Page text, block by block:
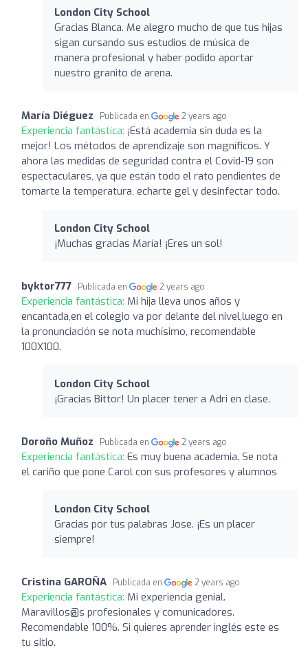
London City School
Gracias Blanca. Me alegro mucho de que tus hijas
sigan cursando sus estudios de música de
manera profesional y haber podido aportar
nuestro granito de arena.
María Diéguez Publicada en 2 years ago
Experiencia fantástica: ¡Está academia sin duda es la
mejor! Los métodos de aprendizaje son magníficos. Y
ahora las medidas de seguridad contra el Covid-19 son
espectaculares, ya que están todo el rato pendientes de
tomarte la temperatura, echarte gel y desinfectar todo.
London City School
¡Muchas gracias María! ¡Eres un sol!
byktor777 Publicada en 2 years ago
Experiencia fantástica: Mi hija lleva unos años y
encantada,en el colegio va por delante del nivel,luego en
la pronunciación se nota muchísimo, recomendable
100X100.
London City School
¡Gracias Bittor! Un placer tener a Adri en clase.
Doroño Muñoz Publicada en 2 years ago
Experiencia fantástica: Es muy buena academia. Se nota
el cariño que pone Carol con sus profesores y alumnos
London City School
Gracias por tus palabras Jose. ¡Es un placer
siempre!
Cristina GAROÑA Publicada en 2 years ago
Experiencia fantástica: Mi experiencia genial.
Maravillos@s profesionales y comunicadores.
Recomendable 100%. Si quieres aprender inglés este es
tu sitio.